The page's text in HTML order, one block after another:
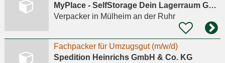
MyPlace - SelfStorage Dein Lagerraum GmbH
Verpackerin Mülheim an der Ruhr
Fachpacker für Umzugsgut (m/w/d)
Spedition Heinrichs GmbH & Co. KG